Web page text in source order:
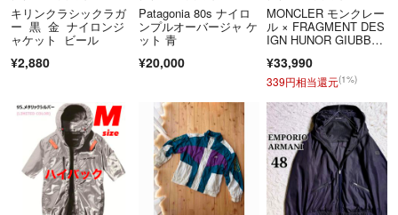
キリンクラシックラガ
ー 黒 金 ナイロンジ
ャケット ビール
¥2,880
Patagonia 80s ナイロ
ンプルオーバージャ ケ
ット 青
¥20,000
MONCLER モンクレー
ル × FRAGMENT DES
IGN HUNOR GIUBBOT
ラグメントデザイン ウ
ノアージップアップジ
ャケット ブラック
¥33,990
339円相当還元(1%)